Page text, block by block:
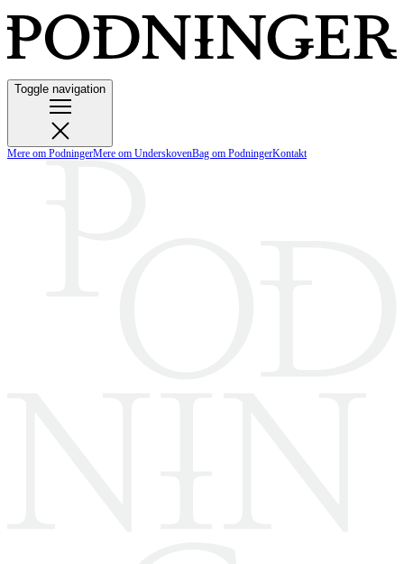
Toggle navigation
Mere om PodningerMere om UnderskovenBag om PodningerKontakt